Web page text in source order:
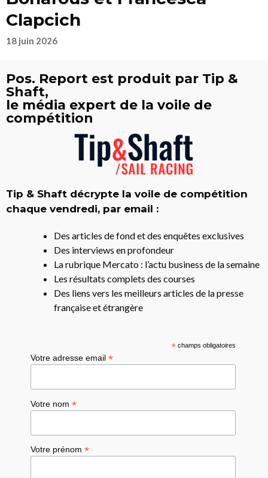
Clapcich
18 juin 2026
Pos. Report est produit par Tip &
Shaft,
le média expert de la voile de
compétition
Tip & Shaft décrypte la voile de compétition
chaque vendredi, par email :
Des articles de fond et des enquêtes exclusives
Des interviews en profondeur
La rubrique Mercato : l’actu business de la semaine
Les résultats complets des courses
Des liens vers les meilleurs articles de la presse
française et étrangère
*champs obligatoires
Votre adresse email*
Votre nom*
Votre prénom*